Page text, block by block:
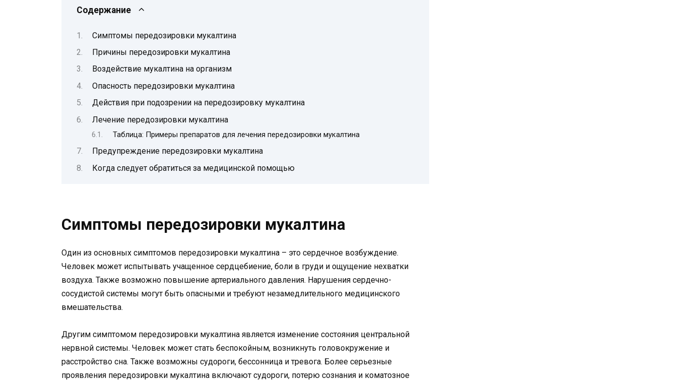
Содержание
Симптомы передозировки мукалтина
Причины передозировки мукалтина
Воздействие мукалтина на организм
Опасность передозировки мукалтина
Действия при подозрении на передозировку мукалтина
Лечение передозировки мукалтина
Таблица: Примеры препаратов для лечения передозировки мукалтина
Предупреждение передозировки мукалтина
Когда следует обратиться за медицинской помощью
Симптомы передозировки мукалтина
Один из основных симптомов передозировки мукалтина – это сердечное возбуждение.
Человек может испытывать учащенное сердцебиение, боли в груди и ощущение нехватки
воздуха. Также возможно повышение артериального давления. Нарушения сердечно-
сосудистой системы могут быть опасными и требуют незамедлительного медицинского
вмешательства.
Другим симптомом передозировки мукалтина является изменение состояния центральной
нервной системы. Человек может стать беспокойным, возникнуть головокружение и
расстройство сна. Также возможны судороги, бессонница и тревога. Более серьезные
проявления передозировки мукалтина включают судороги, потерю сознания и коматозное